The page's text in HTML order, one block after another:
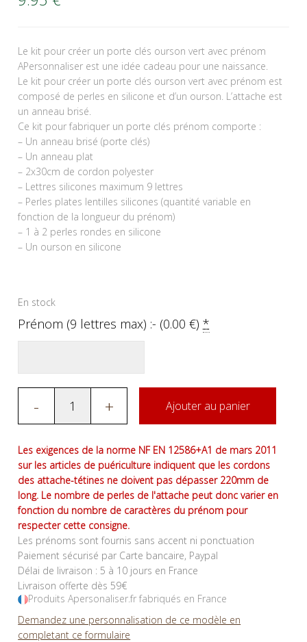
Le kit pour créer un porte clés ourson vert avec prénom
APersonnaliser est une idée cadeau pour une naissance.
Le kit pour créer un porte clés ourson vert avec prénom est
composé de perles en silicone et d’un ourson. L’attache est
un anneau brisé.
Ce kit pour fabriquer un porte clés prénom comporte :
– Un anneau brisé (porte clés)
– Un anneau plat
– 2x30cm de cordon polyester
– Lettres silicones maximum 9 lettres
– Perles plates lentilles silicones (quantité variable en
fonction de la longueur du prénom)
– 1 à 2 perles rondes en silicone
– Un ourson en silicone
En stock
Prénom (9 lettres max) :- (0.00€)*
- + Ajouter au panier
Les exigences de la norme NF EN 12586+A1 de mars 2011
sur les articles de puériculture indiquent que les cordons
des attache-tétines ne doivent pas dépasser 220mm de
long. Le nombre de perles de l'attache peut donc varier en
fonction du nombre de caractères du prénom pour
respecter cette consigne.
Les prénoms sont fournis sans accent ni ponctuation
Paiement sécurisé par Carte bancaire, Paypal
Délai de livraison : 5 à 10 jours en France
Livraison offerte dès 59€
Produits Apersonaliser.fr fabriqués en France
Demandez une personnalisation de ce modèle en
completant ce formulaire